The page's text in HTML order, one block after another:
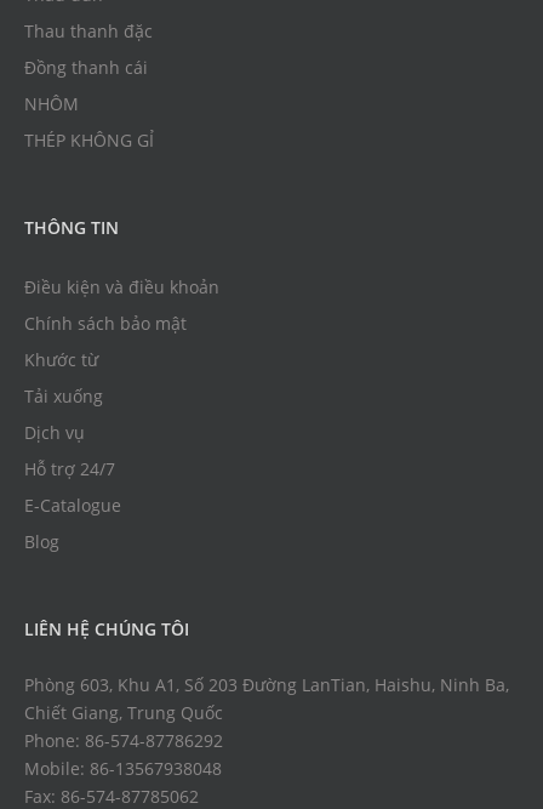
Thau thanh đặc
Đồng thanh cái
NHÔM
THÉP KHÔNG GỈ
THÔNG TIN
Điều kiện và điều khoản
Chính sách bảo mật
Khước từ
Tải xuống
Dịch vụ
Hỗ trợ 24/7
E-Catalogue
Blog
LIÊN HỆ CHÚNG TÔI
Phòng 603, Khu A1, Số 203 Đường LanTian, Haishu, Ninh Ba,
Chiết Giang, Trung Quốc
Phone: 86-574-87786292
Mobile: 86-13567938048
Fax: 86-574-87785062